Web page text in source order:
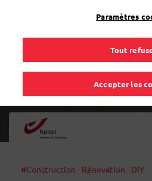
#Construction - Rénovation - DIY
Paramètres
Tout
Accepter les